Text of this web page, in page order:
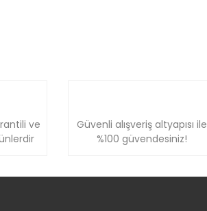
ve
Güvenli alışveriş altyapısı ile
%100 güvendesiniz!